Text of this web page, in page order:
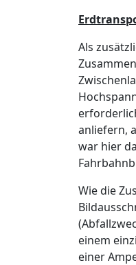
Als
anliefern,
war hier
Wie die
einem
einer